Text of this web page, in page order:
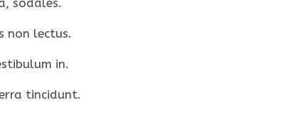
sodales.
non lectus.
in.
tincidunt.